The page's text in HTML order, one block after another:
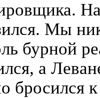
Мы
бурной
а
бросился